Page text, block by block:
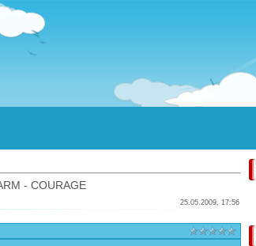
- COURAGE
25.05.2009, 17:56